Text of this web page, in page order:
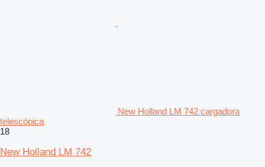
New Holland LM 742 cargadora
telescópica
18
New Holland LM 742